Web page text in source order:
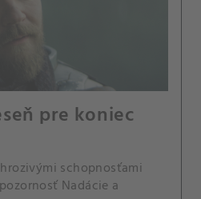
pre koniec
schopnosťami
Nadácie a